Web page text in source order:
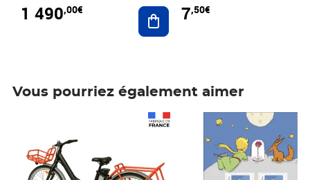
1 490,00€ Ajouter au panier
7,50€
Vous pourriez également aimer
Prix 7,50€